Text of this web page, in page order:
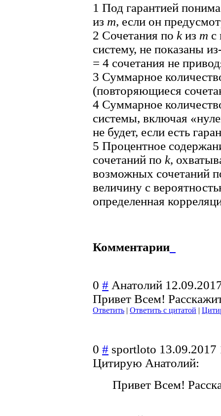
1 Под гарантией
из m, если он
2 Сочетания по kиз m с
систему, не показаны
= 4 сочетания не
3 Суммарное
(повторяющиеся
4 Суммарное
системы, включая
не будет, если есть
5 Процентное
сочетаний по k,
возможных сочетаний
величину с
определенная
Комментарии
0 # Анатолий
Привет Всем!
Ответить | Ответить с цитатой |
0 # sportloto 13.09.2017
Цитирую Анатолий:
Привет Всем!